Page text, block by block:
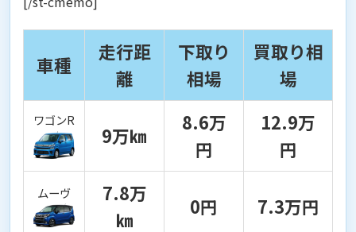
車種
走行距
離
下取り
相場
買取り相
場
ワゴンR
9万㎞
8.6万
円
12.9万
円
ムーヴ
7.8万
㎞
0円 7.3万円